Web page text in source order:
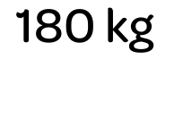
180 kg